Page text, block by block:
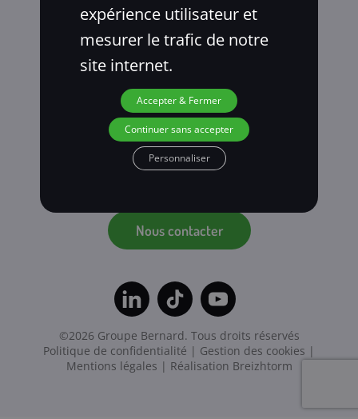
Nous contacter
©2026 Groupe Bernard. Tous droits réservés
Politique de confidentialité | Gestion des cookies |
Mentions légales | Réalisation Breizhtorm
expérience utilisateur et
mesurer le trafic de notre
site internet.
Accepter & Fermer
Continuer sans accepter
Personnaliser